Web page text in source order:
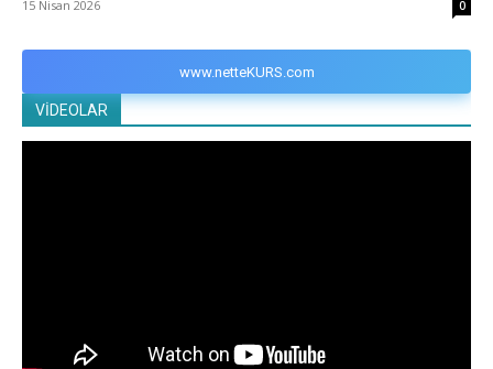
15 Nisan 2026 0
www.netteKURS.com
VİDEOLAR